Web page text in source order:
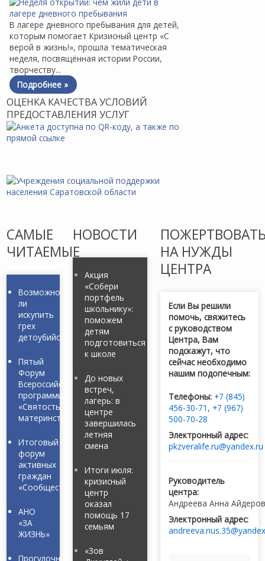
В лагере дневного пребывания для детей,
которым помогает Кризисный центр «С
верой в жизнь!», прошла тематическая
неделя, посвящённая истории России,
творчеству...
Подробнее »
ОЦЕНКА КАЧЕСТВА УСЛОВИЙ
ПРЕДОСТАВЛЕНИЯ УСЛУГ
САМЫЕ
ЧИТАЕМЫЕ
Возможно
ли
искупить
грех
детоубийства?
Пятый
Форум
Всероссийской
программы
«Святость
материнства»
Итоговый
форум
активных
граждан
«Сообщество»
АНО
«ЗА
ЖИЗНЬ»
Прогулочная
НОВОСТИ
Акция
«Собери
портфель
школьнику»:
поможем
детям
подготовиться
к школе
До новых
встреч,
лагерь: в
центре
завершилась
летняя
смена
Итоги июля:
кризисный
центр
оказал
помощь 17
семьям
«Зов
НА НУЖДЫ
ЦЕНТРА
Если Вы решили
помочь, свяжитесь
с руководством
Центра, Вам
подскажут, что
сейчас необходимо
нашим подопечным:
Телефоны: +7 (845)
456-30-71 , +7 (967)
500-70-28
Электронный адрес:
pkzveralife.ru@yandex.ru
Руководитель
центра:
Андреева Анна
Электронный адрес: